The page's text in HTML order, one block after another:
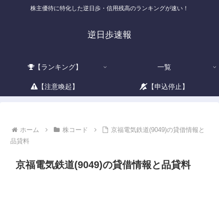
株主優待に特化した逆日歩・信用残高のランキングが速い！
逆日歩速報
【ランキング】 一覧
【注意喚起】 【申込停止】
ホーム 株コード
京福電気鉄道(9049)の貸借情報と
品貸料
京福電気鉄道(9049)の貸借情報と品貸料